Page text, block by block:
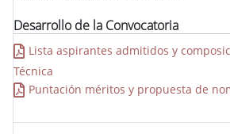
Desarrollo de la Convocatoria
Lista aspirantes admitidos y
Técnica
Puntación méritos y propuesta de